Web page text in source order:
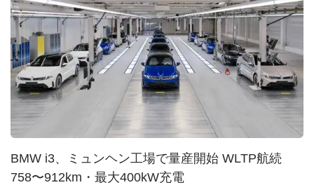
BMW i3、ミュンヘン工場で量産開始 WLTP航続
758〜912km・最大400kW充電